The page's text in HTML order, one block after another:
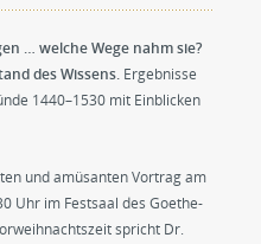
… welche Wege nahm sie?
des Wissens. Ergebnisse
1440–1530 mit Einblicken
und amüsanten Vortrag am
Uhr im Festsaal des Goethe-
spricht Dr.